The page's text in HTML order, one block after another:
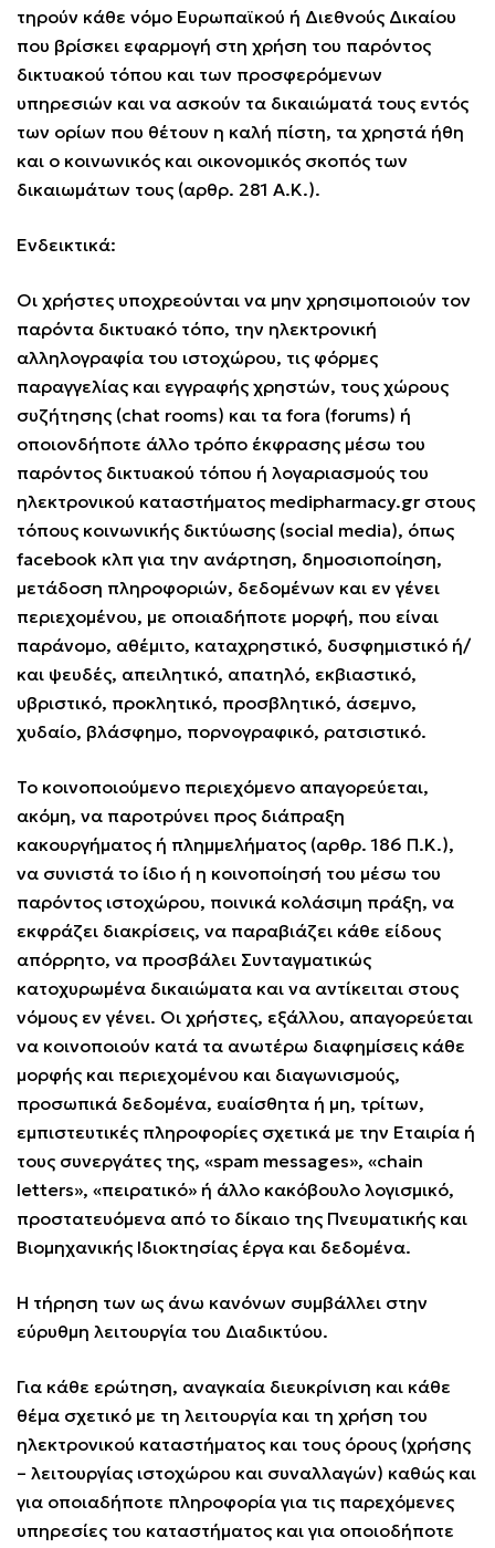
τηρούν κάθε νόμο Ευρωπαϊκού ή Διεθνούς Δικαίου
που βρίσκει εφαρμογή στη χρήση του παρόντος
δικτυακού τόπου και των προσφερόμενων
υπηρεσιών και να ασκούν τα δικαιώματά τους εντός
των ορίων που θέτουν η καλή πίστη, τα χρηστά ήθη
και ο κοινωνικός και οικονομικός σκοπός των
δικαιωμάτων τους (αρθρ. 281 Α.Κ.).
Ενδεικτικά:
Οι χρήστες υποχρεούνται να μην χρησιμοποιούν τον
παρόντα δικτυακό τόπο, την ηλεκτρονική
αλληλογραφία του ιστοχώρου, τις φόρμες
παραγγελίας και εγγραφής χρηστών, τους χώρους
συζήτησης (chat rooms) και τα fora (forums) ή
οποιονδήποτε άλλο τρόπο έκφρασης μέσω του
παρόντος δικτυακού τόπου ή λογαριασμούς του
ηλεκτρονικού καταστήματος medipharmacy.gr στους
τόπους κοινωνικής δικτύωσης (social media), όπως
facebook κλπ για την ανάρτηση, δημοσιοποίηση,
μετάδοση πληροφοριών, δεδομένων και εν γένει
περιεχομένου, με οποιαδήποτε μορφή, που είναι
παράνομο, αθέμιτο, καταχρηστικό, δυσφημιστικό ή/
και ψευδές, απειλητικό, απατηλό, εκβιαστικό,
υβριστικό, προκλητικό, προσβλητικό, άσεμνο,
χυδαίο, βλάσφημο, πορνογραφικό, ρατσιστικό.
Το κοινοποιούμενο περιεχόμενο απαγορεύεται,
ακόμη, να παροτρύνει προς διάπραξη
κακουργήματος ή πλημμελήματος (αρθρ. 186 Π.Κ.),
να συνιστά το ίδιο ή η κοινοποίησή του μέσω του
παρόντος ιστοχώρου, ποινικά κολάσιμη πράξη, να
εκφράζει διακρίσεις, να παραβιάζει κάθε είδους
απόρρητο, να προσβάλει Συνταγματικώς
κατοχυρωμένα δικαιώματα και να αντίκειται στους
νόμους εν γένει. Οι χρήστες, εξάλλου, απαγορεύεται
να κοινοποιούν κατά τα ανωτέρω διαφημίσεις κάθε
μορφής και περιεχομένου και διαγωνισμούς,
προσωπικά δεδομένα, ευαίσθητα ή μη, τρίτων,
εμπιστευτικές πληροφορίες σχετικά με την Εταιρία ή
τους συνεργάτες της, «spam messages», «chain
letters», «πειρατικό» ή άλλο κακόβουλο λογισμικό,
προστατευόμενα από το δίκαιο της Πνευματικής και
Βιομηχανικής Ιδιοκτησίας έργα και δεδομένα.
Η τήρηση των ως άνω κανόνων συμβάλλει στην
εύρυθμη λειτουργία του Διαδικτύου.
Για κάθε ερώτηση, αναγκαία διευκρίνιση και κάθε
θέμα σχετικό με τη λειτουργία και τη χρήση του
ηλεκτρονικού καταστήματος και τους όρους (χρήσης
– λειτουργίας ιστοχώρου και συναλλαγών) καθώς και
για οποιαδήποτε πληροφορία για τις παρεχόμενες
υπηρεσίες του καταστήματος και για οποιοδήποτε